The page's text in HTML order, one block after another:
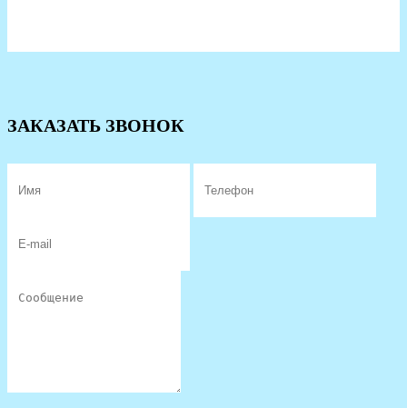
ЗАКАЗАТЬ ЗВОНОК